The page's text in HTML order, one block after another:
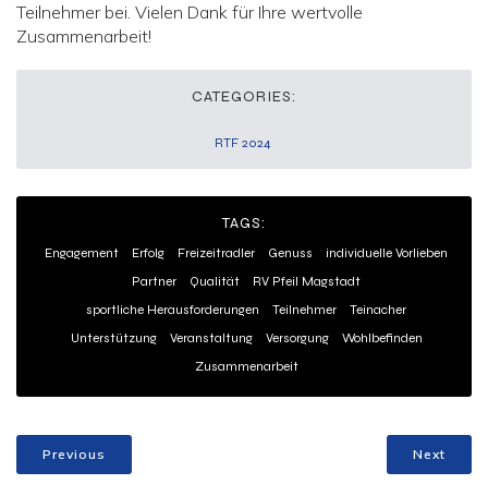
Teilnehmer bei. Vielen Dank für Ihre wertvolle
Zusammenarbeit!
CATEGORIES:
RTF 2024
TAGS:
Engagement Erfolg Freizeitradler Genuss
individuelle Vorlieben
Partner
Qualität
RV Pfeil Magstadt
sportliche Herausforderungen
Teilnehmer
Teinacher
Unterstützung
Veranstaltung Versorgung
Wohlbefinden
Zusammenarbeit
Previous Next